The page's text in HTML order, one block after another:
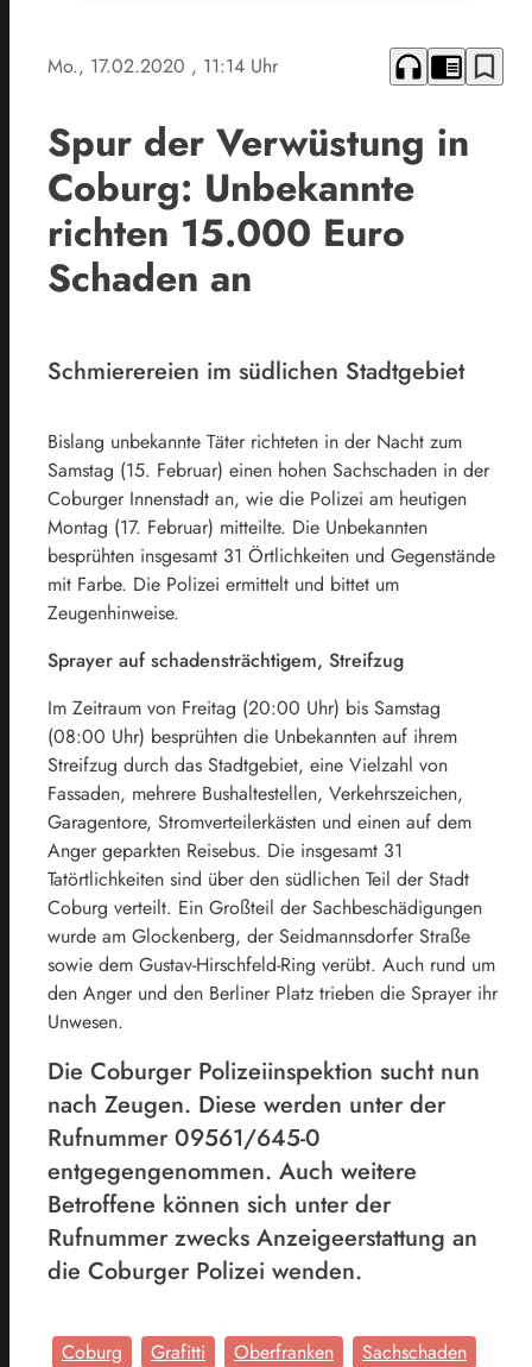
Mo., 17.02.2020 , 11:14 Uhr headphones chrome_reader_mode bookmark_border
Spur der Verwüstung in
Coburg: Unbekannte
richten 15.000 Euro
Schaden an
Schmierereien im südlichen Stadtgebiet
Bislang unbekannte Täter richteten in der Nacht zum
Samstag (15. Februar) einen hohen Sachschaden in der
Coburger Innenstadt an, wie die Polizei am heutigen
Montag (17. Februar) mitteilte. Die Unbekannten
besprühten insgesamt 31 Örtlichkeiten und Gegenstände
mit Farbe. Die Polizei ermittelt und bittet um
Zeugenhinweise.
Sprayer auf schadensträchtigem, Streifzug
Im Zeitraum von Freitag (20:00 Uhr) bis Samstag
(08:00 Uhr) besprühten die Unbekannten auf ihrem
Streifzug durch das Stadtgebiet, eine Vielzahl von
Fassaden, mehrere Bushaltestellen, Verkehrszeichen,
Garagentore, Stromverteilerkästen und einen auf dem
Anger geparkten Reisebus. Die insgesamt 31
Tatörtlichkeiten sind über den südlichen Teil der Stadt
Coburg verteilt. Ein Großteil der Sachbeschädigungen
wurde am Glockenberg, der Seidmannsdorfer Straße
sowie dem Gustav-Hirschfeld-Ring verübt. Auch rund um
den Anger und den Berliner Platz trieben die Sprayer ihr
Unwesen.
Die Coburger Polizeiinspektion sucht nun
nach Zeugen. Diese werden unter der
Rufnummer 09561/645-0
entgegengenommen. Auch weitere
Betroffene können sich unter der
Rufnummer zwecks Anzeigeerstattung an
die Coburger Polizei wenden.
Coburg Grafitti Oberfranken
Sachschaden